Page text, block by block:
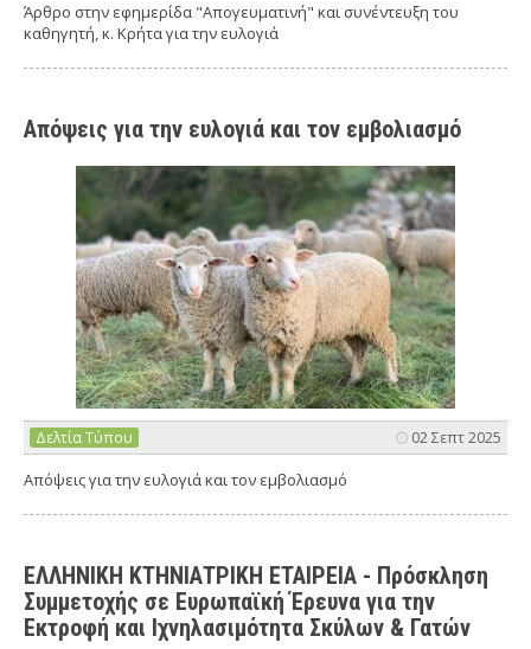
Άρθρο στην εφημερίδα "Απογευματινή" και συνέντευξη του
καθηγητή, κ. Κρήτα για την ευλογιά
Απόψεις για την ευλογιά και τον εμβολιασμό
Δελτία Τύπου 02 Σεπτ 2025
Απόψεις για την ευλογιά και τον εμβολιασμό
ΕΛΛΗΝΙΚΗ ΚΤΗΝΙΑΤΡΙΚΗ ΕΤΑΙΡΕΙΑ - Πρόσκληση
Συμμετοχής σε Ευρωπαϊκή Έρευνα για την
Εκτροφή και Ιχνηλασιμότητα Σκύλων & Γατών